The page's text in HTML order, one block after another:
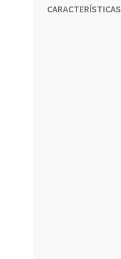
CARACTERÍSTICAS